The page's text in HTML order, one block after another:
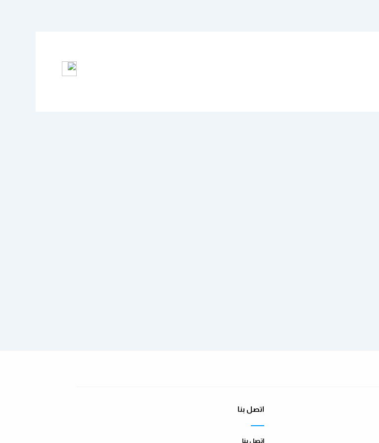
اتصل بنا
اتصل بنا